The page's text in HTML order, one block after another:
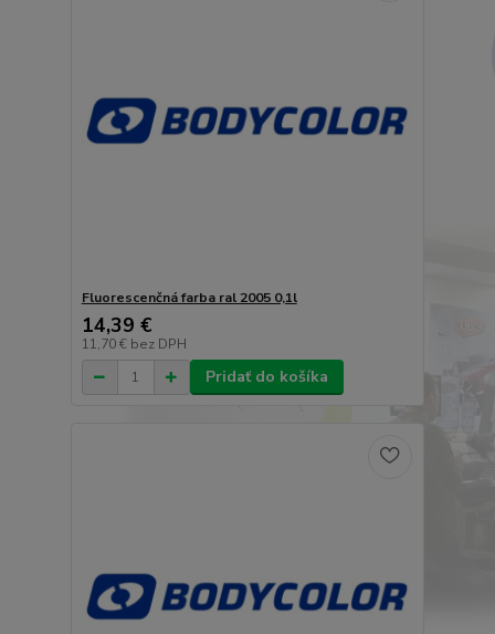
Fluorescenčná farba ral 2005 0,1l
14,39 €
11,70 € bez DPH
Pridať do košíka